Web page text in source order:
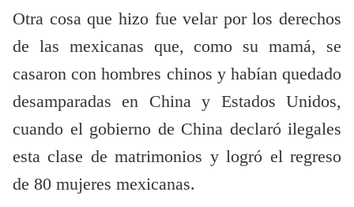
Otra cosa que hizo fue velar por los derechos
de las mexicanas que, como su mamá, se
casaron con hombres chinos y habían quedado
desamparadas en China y Estados Unidos,
cuando el gobierno de China declaró ilegales
esta clase de matrimonios y logró el regreso
de 80 mujeres mexicanas.